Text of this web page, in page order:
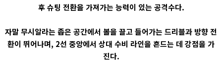
후 슈팅 전환을 가져가는 능력이 있는 공격수다.
자말 무시알라는 좁은 공간에서 볼을 끌고 들어가는 드리블과 방향 전
환이 뛰어나며, 2선 중앙에서 상대 수비 라인을 흔드는 데 강점을 가
진다.